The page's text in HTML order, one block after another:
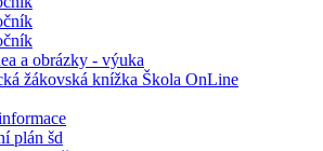
a obrázky - výuka
žákovská knížka Škola OnLine
plán šd